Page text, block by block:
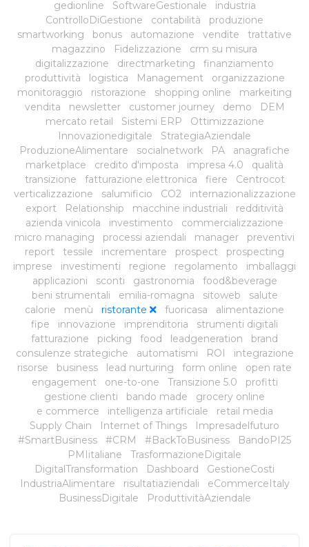
gedionline
SoftwareGestionale
industria
ControlloDiGestione
contabilità
produzione
smartworking
bonus automazione vendite
trattative
magazzino
Fidelizzazione
crm su misura
digitalizzazione
directmarketing
finanziamento
produttività
logistica Management
organizzazione
monitoraggio
ristorazione shopping online
markeiting
vendita
newsletter customer journey demo
DEM
mercato retail
Sistemi ERP
Ottimizzazione
Innovazionedigitale
StrategiaAziendale
ProduzioneAlimentare
socialnetwork PA
anagrafiche
marketplace
credito d'imposta impresa 4.0
qualità
transizione
fatturazione elettronica fiere
Centrocot
verticalizzazione
salumificio CO2
internazionalizzazione
export
Relationship macchine industriali
redditività
azienda vinicola
investimento
commercializzazione
micro managing
processi aziendali manager
preventivi
report
tessile incrementare prospect
prospecting
imprese
investimenti regione regolamento
imballaggi
applicazioni
sconti gastronomia
food&beverage
beni strumentali
emilia-romagna sitoweb
salute
calorie
menù ristorante fuoricasa
alimentazione
fipe
innovazione imprenditoria
strumenti digitali
fatturazione
picking food leadgeneration
brand
consulenze strategiche
automatismi ROI
integrazione
risorse
business lead nurturing form online
open rate
engagement
one-to-one Transizione 5.0
profitti
gestione clienti
bando made
grocery online
e commerce
intelligenza artificiale
retail media
Supply Chain
Internet of Things
Impresadelfuturo
#SmartBusiness
#CRM #BackToBusiness
BandoPI25
PMIitaliane
TrasformazioneDigitale
DigitalTransformation
Dashboard
GestioneCosti
IndustriaAlimentare
risultatiaziendali
eCommerceItaly
BusinessDigitale
ProduttivitàAziendale